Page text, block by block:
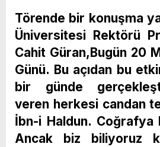
Törende bir konuşma
Üniversitesi Rektörü
Cahit Güran,Bugün 20
Günü. Bu açıdan bu
bir günde
veren herkesi candan
İbn-i Haldun. Coğrafya
Ancak biz biliyoruz